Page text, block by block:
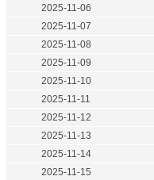
2025-11-06
2025-11-07
2025-11-08
2025-11-09
2025-11-10
2025-11-11
2025-11-12
2025-11-13
2025-11-14
2025-11-15